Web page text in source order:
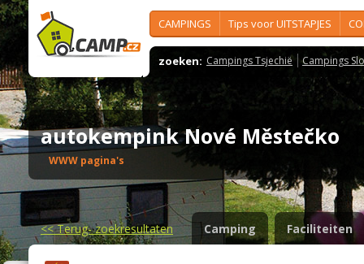
CAMPINGS Tips voor UITSTAPJES
zoeken: Campings Tsjechië Campings
autokempink Nové Městečko
WWW pagina's
<<Terug- zoekresultaten Camping Faciliteiten